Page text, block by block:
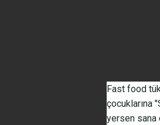
Fast food
çocuklarına
yersen sana